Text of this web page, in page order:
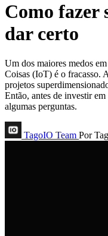
Como fazer
dar certo
Um dos maiores medos
Coisas (IoT) é o fracasso.
projetos
Então, antes de investir
algumas perguntas.
TagoIO Team Por